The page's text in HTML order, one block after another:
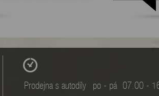
Prodejna s autodíly po - pá 07.00 -